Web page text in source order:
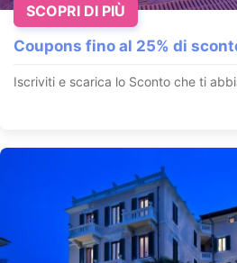
VEDI OFFERTA
Coupons fino al 25% di
Iscriviti e scarica lo Sconto che ti
SCOPRI DI PIÙ